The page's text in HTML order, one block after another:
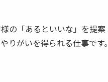
の「あるといいな」を提案
りがいを得られる仕事です。